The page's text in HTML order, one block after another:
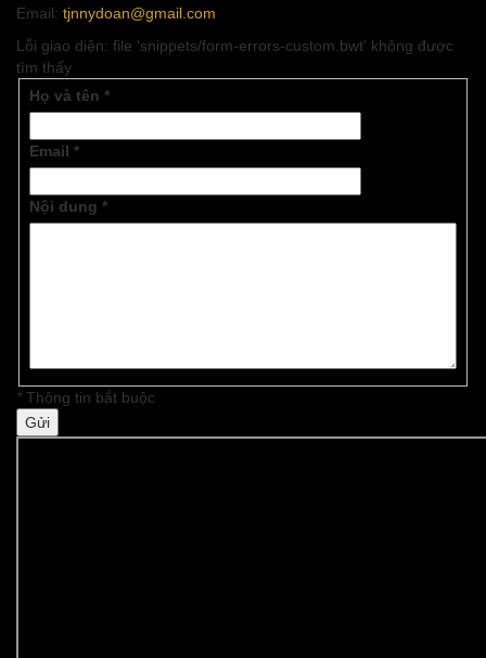
Email: tjnnydoan@gmail.com
Lỗi giao diện: file 'snippets/form-errors-custom.bwt' không được
tìm thấy
Họ và tên *
Email *
Nội dung *
*Thông tin bắt buộc
Gửi